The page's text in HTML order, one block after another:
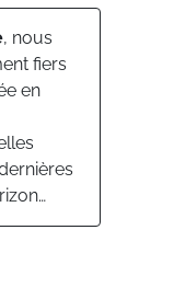
, nous
fiers
en